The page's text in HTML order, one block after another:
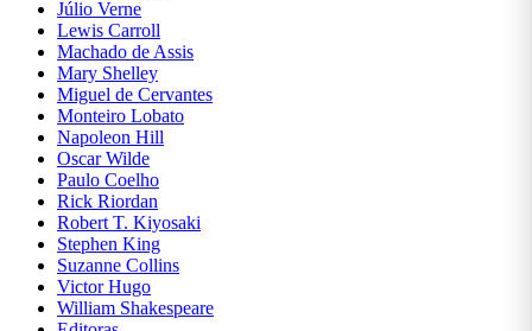
Júlio Verne
Lewis Carroll
Machado de Assis
Mary Shelley
Miguel de Cervantes
Monteiro Lobato
Napoleon Hill
Oscar Wilde
Paulo Coelho
Rick Riordan
Robert T. Kiyosaki
Stephen King
Suzanne Collins
Victor Hugo
William Shakespeare
FILOSOFIA
FINANÇAS
GEOGRAFIA
HISTÓRIA
MANGÁS
INFANTIL